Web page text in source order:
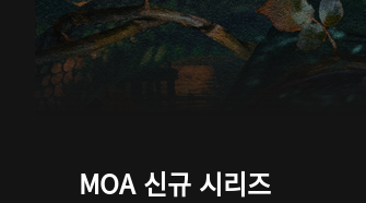
MOA 신규 시리즈